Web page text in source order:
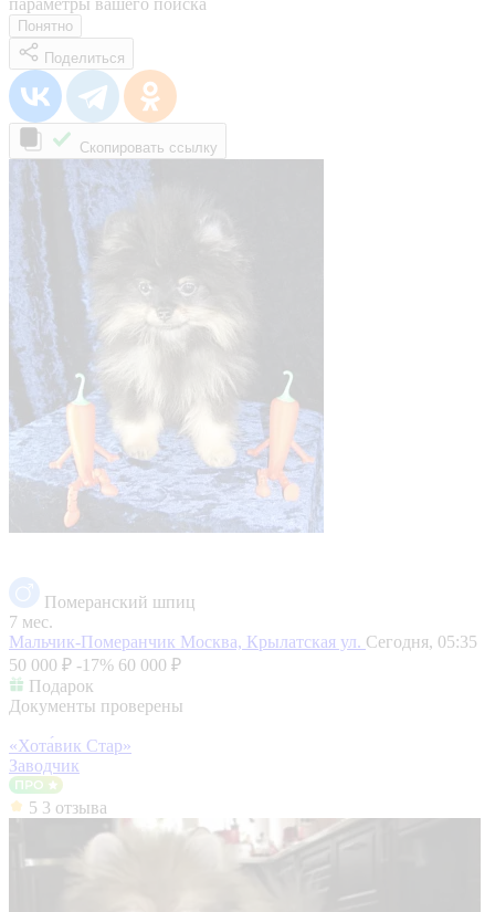
Понятно
Поделиться
Скопировать ссылку
Померанский шпиц
7 мес.
Мальчик-Померанчик Москва, Крылатская ул. Сегодня, 05:35
50 000 ₽ -17% 60 000 ₽
Подарок
Документы проверены
«Хота́вик Стар»
Заводчик
5 3 отзыва